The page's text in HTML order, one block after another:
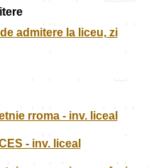
admitere la liceu, zi
rroma - inv. liceal
- inv. liceal